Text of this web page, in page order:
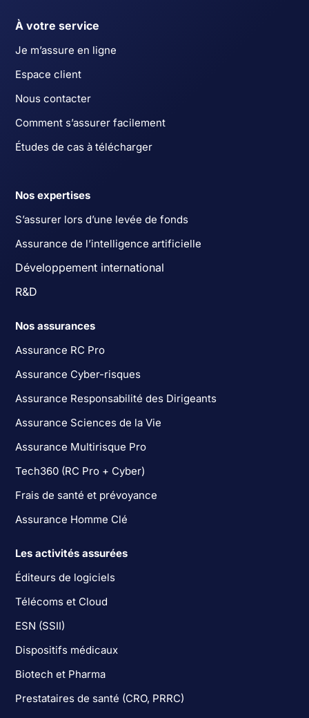
À votre service
Je m’assure en ligne
Espace client
Nous contacter
Comment s’assurer facilement
Études de cas à télécharger
Nos expertises
S’assurer lors d’une levée de fonds
Assurance de l’intelligence artificielle
Développement international
R&D
Nos assurances
Assurance RC Pro
Assurance Cyber-risques
Assurance Responsabilité des Dirigeants
Assurance Sciences de la Vie
Assurance Multirisque Pro
Tech360 (RC Pro + Cyber)
Frais de santé et prévoyance
Assurance Homme Clé
Les activités assurées
Éditeurs de logiciels
Télécoms et Cloud
ESN (SSII)
Dispositifs médicaux
Biotech et Pharma
Prestataires de santé (CRO, PRRC)